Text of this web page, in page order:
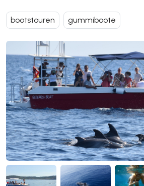
bootstouren gummiboote